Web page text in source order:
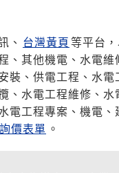
、 台灣黃頁 等平台
、其他機電、水電
裝、供電工程、水
、水電工程維修、
電工程專案、機電
詢價表單 。